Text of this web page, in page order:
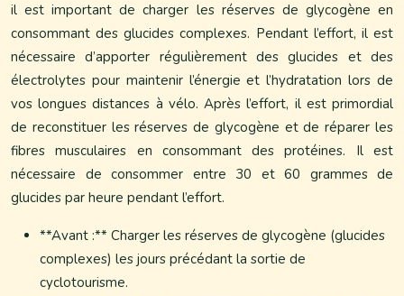
il est important de charger les réserves de glycogène en
consommant des glucides complexes. Pendant l’effort, il est
nécessaire d’apporter régulièrement des glucides et des
électrolytes pour maintenir l’énergie et l’hydratation lors de
vos longues distances à vélo. Après l’effort, il est primordial
de reconstituer les réserves de glycogène et de réparer les
fibres musculaires en consommant des protéines. Il est
nécessaire de consommer entre 30 et 60 grammes de
glucides par heure pendant l’effort.
**Avant :** Charger les réserves de glycogène (glucides
complexes) les jours précédant la sortie de
cyclotourisme.